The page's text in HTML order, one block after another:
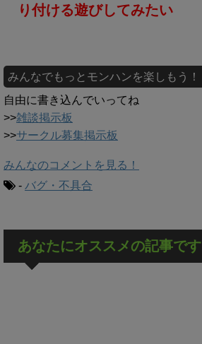
り付ける遊びしてみたい
みんなでもっとモンハンを楽しもう！
自由に書き込んでいってね
>>雑談掲示板
>>サークル募集掲示板
みんなのコメントを見る！
- バグ・不具合
あなたにオススメの記事です